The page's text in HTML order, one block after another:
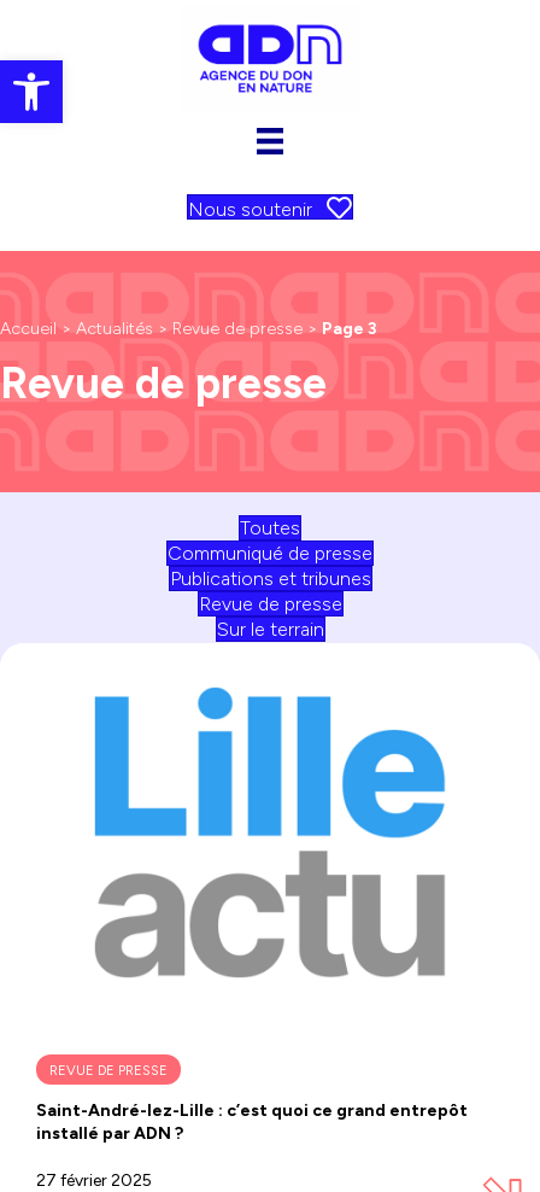
Ouvrir la barre d’outils
Nous soutenir
Accueil > Actualités > Revue de presse > Page 3
Revue de presse
Toutes
Communiqué de presse
Publications et tribunes
Revue de presse
Sur le terrain
REVUE DE PRESSE
Saint-André-lez-Lille : c’est quoi ce grand entrepôt
installé par ADN ?
27 février 2025